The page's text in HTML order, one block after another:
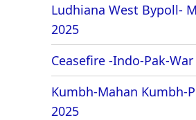
Ludhiana West Bypoll-
2025
Ceasefire -Indo-Pak-
Kumbh-Mahan Kumbh-
2025